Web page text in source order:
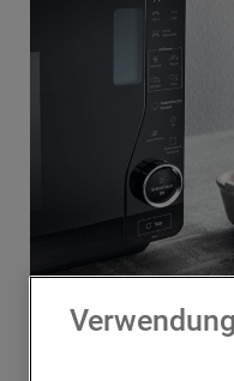
WAS DARF